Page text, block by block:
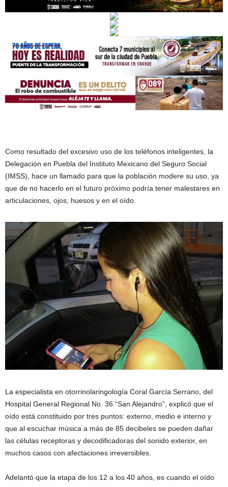
Como resultado del excesivo uso de los teléfonos inteligentes, la
Delegación en Puebla del Instituto Mexicano del Seguro Social
(IMSS), hace un llamado para que la población modere su uso, ya
que de no hacerlo en el futuro próximo podría tener malestares en
articulaciones, ojos, huesos y en el oído.
La especialista en otorrinolaringología Coral García Serrano, del
Hospital General Regional No. 36 “San Alejandro”, explicó que el
oído está constituido por tres puntos: externo, medio e interno y
que al escuchar música a más de 85 decibeles se pueden dañar
las células receptoras y decodificadoras del sonido exterior, en
muchos casos con afectaciones irreversibles.
Adelantó que la etapa de los 12 a los 40 años, es cuando el oído